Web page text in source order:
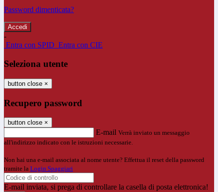
Password dimenticata?
-
Entra con SPID Entra con CIE
Seleziona utente
button close ×
Recupero password
button close ×
E-mail Verrà inviato un messaggio
all'indirizzo indicato con le istruzioni necessarie.
Non hai una e-mail associata al nome utente? Effettua il reset della password
tramite la Login Spaggiari
E-mail inviata, si prega di controllare la casella di posta elettronica!